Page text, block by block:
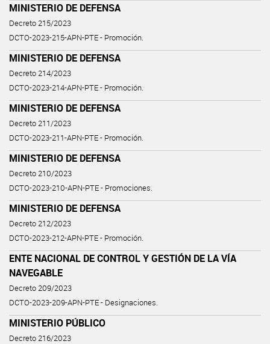
MINISTERIO DE DEFENSA
Decreto 215/2023
DCTO-2023-215-APN-PTE - Promoción.
MINISTERIO DE DEFENSA
Decreto 214/2023
DCTO-2023-214-APN-PTE - Promoción.
MINISTERIO DE DEFENSA
Decreto 211/2023
DCTO-2023-211-APN-PTE - Promoción.
MINISTERIO DE DEFENSA
Decreto 210/2023
DCTO-2023-210-APN-PTE - Promociones.
MINISTERIO DE DEFENSA
Decreto 212/2023
DCTO-2023-212-APN-PTE - Promoción.
ENTE NACIONAL DE CONTROL Y GESTIÓN DE LA VÍA
NAVEGABLE
Decreto 209/2023
DCTO-2023-209-APN-PTE - Designaciones.
MINISTERIO PÚBLICO
Decreto 216/2023